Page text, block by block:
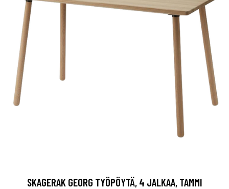
SKAGERAK GEORG TYÖPÖYTÄ, 4 JALKAA, TAMMI